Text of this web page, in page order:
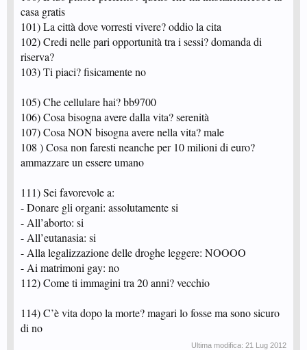
casa gratis
101) La città dove vorresti vivere? oddio la cita
102) Credi nelle pari opportunità tra i sessi? domanda di
riserva?
103) Ti piaci? fisicamente no
105) Che cellulare hai? bb9700
106) Cosa bisogna avere dalla vita? serenità
107) Cosa NON bisogna avere nella vita? male
108 ) Cosa non faresti neanche per 10 milioni di euro?
ammazzare un essere umano
111) Sei favorevole a:
- Donare gli organi: assolutamente si
- All’aborto: si
- All’eutanasia: si
- Alla legalizzazione delle droghe leggere: NOOOO
- Ai matrimoni gay: no
112) Come ti immagini tra 20 anni? vecchio
114) C’è vita dopo la morte? magari lo fosse ma sono sicuro
di no
Ultima modifica: 21 Lug 2012